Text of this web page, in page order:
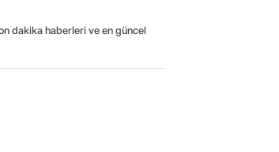
dakika haberleri ve en güncel